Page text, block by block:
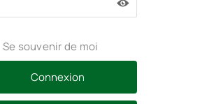
Se souvenir de moi